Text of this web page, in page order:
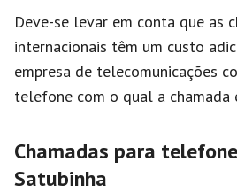
Deve-se levar em conta que as
internacionais têm um custo
empresa de telecomunicações
telefone com o qual a chamada
Chamadas para
Satubinha